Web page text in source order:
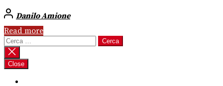
Danilo Amione
Read more
Ricerca
per:
Close